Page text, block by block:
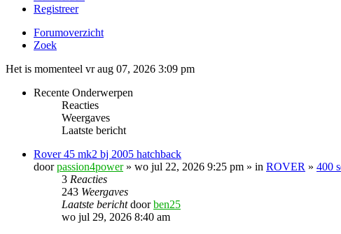
Registreer
Forumoverzicht
Zoek
Het is momenteel vr aug 07, 2026 3:09 pm
Recente Onderwerpen
Reacties
Weergaves
Laatste bericht
Rover 45 mk2 bj 2005 hatchback
doorpassion4power» wo jul 22, 2026 9:25 pm » in ROVER » 400
3 Reacties
243 Weergaves
Laatste berichtdoorben25
wo jul 29, 2026 8:40 am